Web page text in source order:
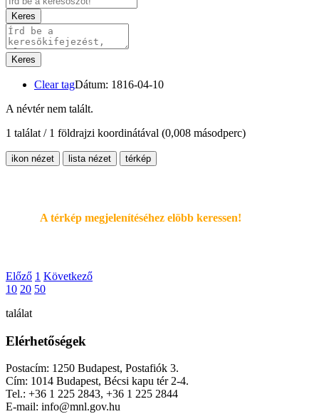
Keres
Keres
Clear tagDátum: 1816-04-10
A névtér nem talált.
1 találat / 1 földrajzi koordinátával (0,008 másodperc)
ikon nézet lista nézet térkép
A térkép megjelenítéséhez elöbb keressen!
Előző 1 Következő
10 20 50
találat
Elérhetőségek
Postacím: 1250 Budapest, Postafiók 3.
Cím: 1014 Budapest, Bécsi kapu tér 2-4.
Tel.: +36 1 225 2843, +36 1 225 2844
E-mail: info@mnl.gov.hu